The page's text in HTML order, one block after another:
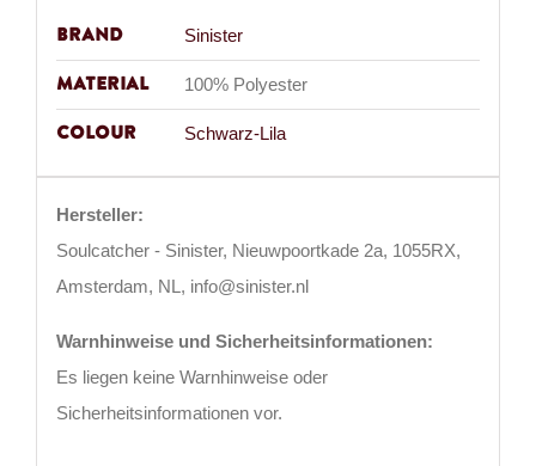
Brand Sinister
Material 100% Polyester
Colour Schwarz-Lila
Hersteller:
Soulcatcher - Sinister, Nieuwpoortkade 2a, 1055RX,
Amsterdam, NL, info@sinister.nl
Warnhinweise und Sicherheitsinformationen:
Es liegen keine Warnhinweise oder
Sicherheitsinformationen vor.